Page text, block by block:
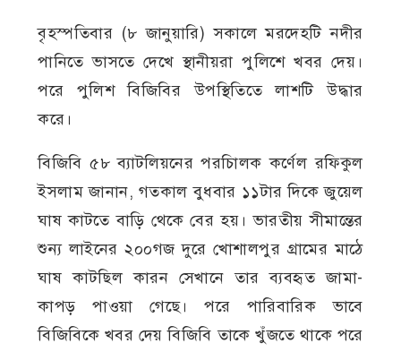
বৃহস্পতিবার (৮ জানুয়ারি) সকালে মরদেহটি নদীর
পানিতে ভাসতে দেখে স্থানীয়রা পুলিশে খবর দেয়।
পরে পুলিশ বিজিবির উপস্থিতিতে লাশটি উদ্ধার
করে।
বিজিবি ৫৮ ব্যাটলিয়নের পরচিালক কর্ণেল রফিকুল
ইসলাম জানান, গতকাল বুধবার ১১টার দিকে জুয়েল
ঘাষ কাটতে বাড়ি থেকে বের হয়। ভারতীয় সীমান্তের
শুন্য লাইনের ২০০গজ দুরে খোশালপুর গ্রামের মাঠে
ঘাষ কাটছিল কারন সেখানে তার ব্যবহৃত জামা-
কাপড় পাওয়া গেছে। পরে পারিবারিক ভাবে
বিজিবিকে খবর দেয় বিজিবি তাকে খুঁজতে থাকে পরে